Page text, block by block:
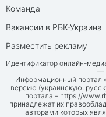
Команда
Вакансии в РБК-Украина
Разместить рекламу
Идентификатор онлайн-
—
Информационный портал
версию (украинскую,
портала – https://
принадлежат их
авторами которых